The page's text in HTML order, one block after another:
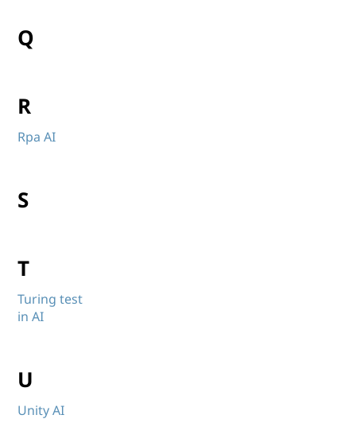
Q
R
Rpa AI
S
T
Turing test
in AI
U
Unity AI